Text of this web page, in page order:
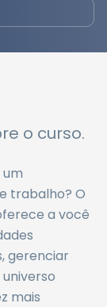
o curso.
trabalho? O
a você
gerenciar
mais